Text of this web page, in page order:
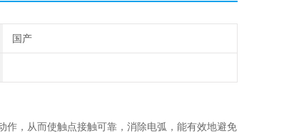
国产
，从而使触点接触可靠，消除电弧，能有效地避免